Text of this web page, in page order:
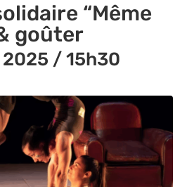
“Même
goûter
/ 15h30